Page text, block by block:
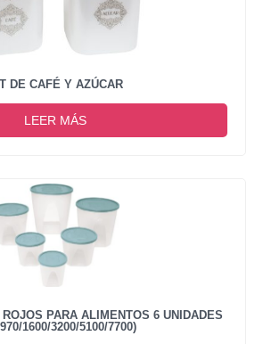
DE CAFÉ Y AZÚCAR
LEER MÁS
PARA ALIMENTOS 6 UNIDADES
1600/3200/5100/7700)